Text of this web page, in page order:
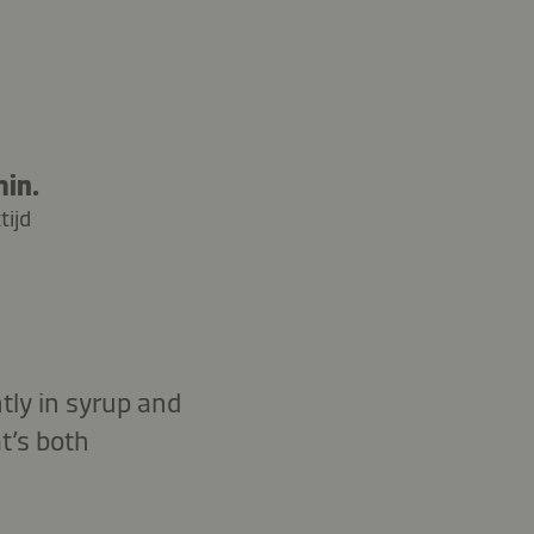
in syrup and
both